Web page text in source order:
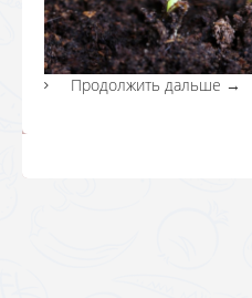
Продолжить дальше →